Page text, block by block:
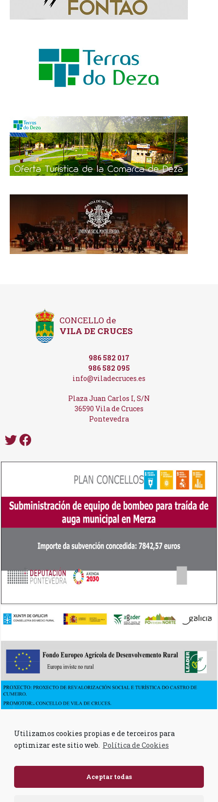
CONCELLO de
VILA DE CRUCES
986 582 017
986 582 095
info@viladecruces.es
Plaza Juan Carlos I, S/N
36590 Vila de Cruces
Pontevedra
Utilizamos cookies propias e de terceiros para
optimizar este sitio web. Política de Cookies
Aceptar todas